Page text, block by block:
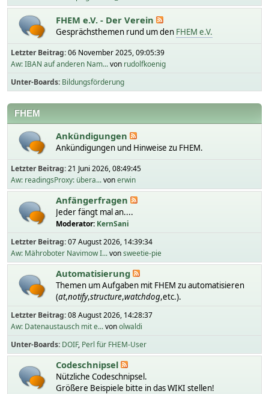
FHEM e.V. - Der Verein
Gesprächsthemen rund um den FHEM e.V.
Letzter Beitrag:06 November 2025, 09:05:39
Aw: IBAN auf anderen Nam...von rudolfkoenig
Unter-Boards Bildungsförderung
FHEM
Ankündigungen
Ankündigungen und Hinweise zu FHEM.
Letzter Beitrag:21 Juni 2026, 08:49:45
Aw: readingsProxy: übera...vonerwin
Anfängerfragen
Jeder fängt mal an....
Moderator: KernSani
Letzter Beitrag:07 August 2026, 14:39:34
Aw: Mähroboter Navimow I...vonsweetie-pie
Automatisierung
Themen um Aufgaben mit FHEM zu automatisieren
(at,notify,structure,watchdog,etc.).
Letzter Beitrag:08 August 2026, 14:28:37
Aw: Datenaustausch mit e...vonolwaldi
Unter-Boards DOIF Perl für FHEM-User
Codeschnipsel
Nützliche Codeschnipsel.
Größere Beispiele bitte in das WIKI stellen!